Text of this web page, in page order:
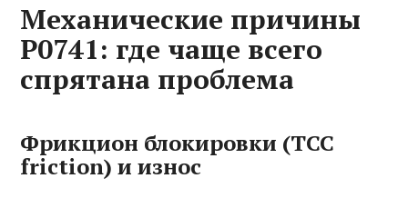
Механические причины
P0741: где чаще всего
спрятана проблема
Фрикцион блокировки (TCC
friction) и износ